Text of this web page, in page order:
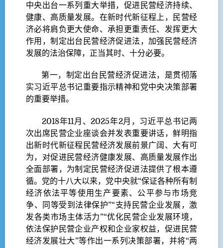
中央出台一系列重大举措，促进民营经济持续、
健康、高质量发展。在新时代新征程上，民营经
济必将肩负更大使命、承担更重责任、发挥更大
作用，制定出台民营经济促进法，加强民营经济
发展的法治保障，正当其时、十分必要。
第一，制定出台民营经济促进法，是贯彻落
实习近平总书记重要指示精神和党中央决策部署
的重要举措。
2018年11月、2025年2月，习近平总书记两
次出席民营企业座谈会并发表重要讲话，鲜明指
出新时代新征程民营经济发展前景广阔、大有可
为，对促进民营经济健康发展、高质量发展作出
全面部署，为制定民营经济促进法提供了根本遵
循。党的十八大以来，党中央就“保证各种所有制
经济依法平等使用生产要素、公平参与市场竞
争、同等受到法律保护”“支持民营企业发展，激
发各类市场主体活力”“优化民营企业发展环境，
依法保护民营企业产权和企业家权益，促进民营
经济发展壮大”等作出一系列决策部署，并将“两